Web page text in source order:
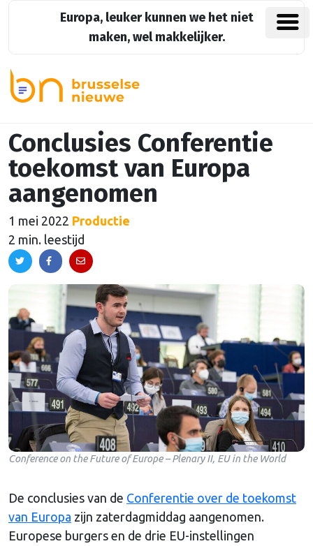
Europa, leuker kunnen we het niet
maken, wel makkelijker.
Conclusies Conferentie
toekomst van Europa
aangenomen
1 mei 2022 Productie
2 min. leestijd
Conference on the Future of Europe – Plenary II, EU in the World
De conclusies van de Conferentie over de toekomst
van Europa zijn zaterdagmiddag aangenomen.
Europese burgers en de drie EU-instellingen